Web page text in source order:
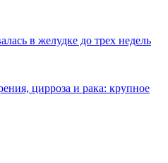
в желудке до трех недель
цирроза и рака: крупное